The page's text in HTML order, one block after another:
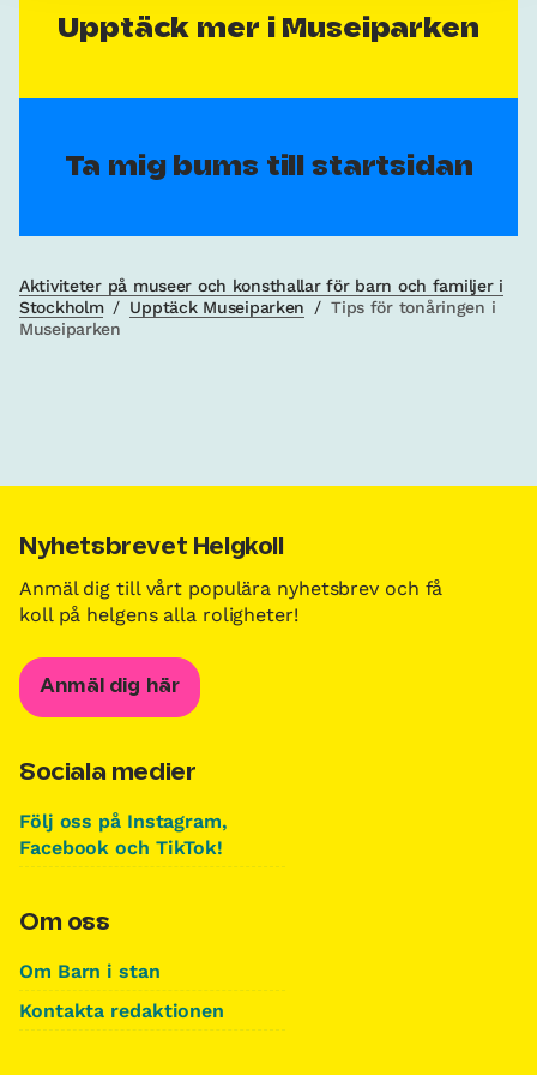
Upptäck mer i Museiparken
Ta mig bums till startsidan
Aktiviteter på museer och konsthallar för barn och familjer i
Stockholm / Upptäck Museiparken / Tips för tonåringen i
Museiparken
Nyhetsbrevet Helgkoll
Anmäl dig till vårt populära nyhetsbrev och få
koll på helgens alla roligheter!
Anmäl dig här
Sociala medier
Följ oss på Instagram,
Facebook och TikTok!
Om oss
Om Barn i stan
Kontakta redaktionen